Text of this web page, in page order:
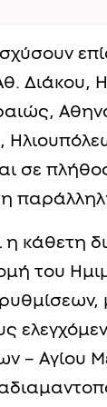
η κάθετη
του
βρέθηκε